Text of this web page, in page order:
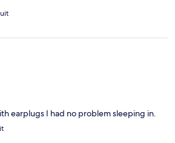
earplugs I had no problem sleeping in.